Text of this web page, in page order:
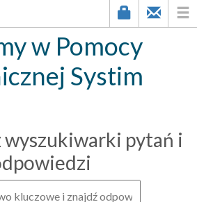
w Pomocy
Systim
wyszukiwarki pytań i